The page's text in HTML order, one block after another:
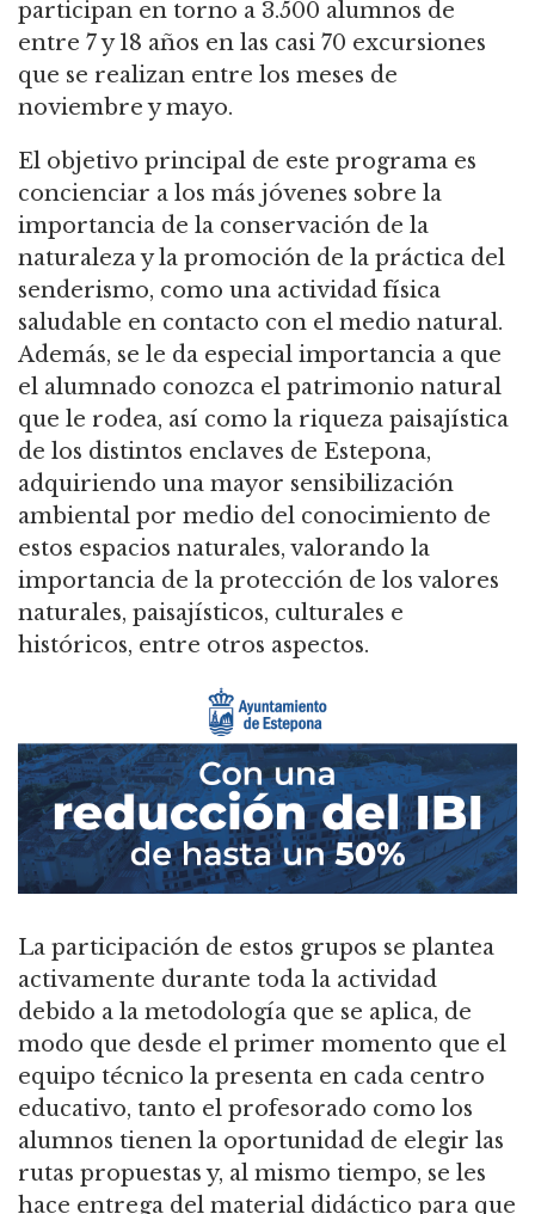
participan en torno a 3.500 alumnos de
entre 7 y 18 años en las casi 70 excursiones
que se realizan entre los meses de
noviembre y mayo.
El objetivo principal de este programa es
concienciar a los más jóvenes sobre la
importancia de la conservación de la
naturaleza y la promoción de la práctica del
senderismo, como una actividad física
saludable en contacto con el medio natural.
Además, se le da especial importancia a que
el alumnado conozca el patrimonio natural
que le rodea, así como la riqueza paisajística
de los distintos enclaves de Estepona,
adquiriendo una mayor sensibilización
ambiental por medio del conocimiento de
estos espacios naturales, valorando la
importancia de la protección de los valores
naturales, paisajísticos, culturales e
históricos, entre otros aspectos.
La participación de estos grupos se plantea
activamente durante toda la actividad
debido a la metodología que se aplica, de
modo que desde el primer momento que el
equipo técnico la presenta en cada centro
educativo, tanto el profesorado como los
alumnos tienen la oportunidad de elegir las
rutas propuestas y, al mismo tiempo, se les
hace entrega del material didáctico para que